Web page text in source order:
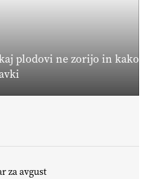
plodovi ne zorijo in kako
za avgust